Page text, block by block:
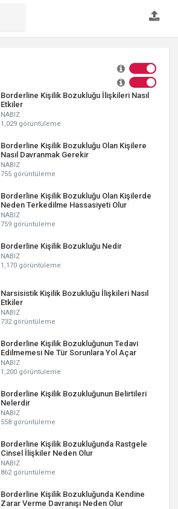
Borderline Kişilik Bozukluğu İlişkileri Nasıl
Etkiler
NABIZ
1,029 görüntüleme
Borderline Kişilik Bozukluğu Olan Kişilere
Nasıl Davranmak Gerekir
NABIZ
755 görüntüleme
Borderline Kişilik Bozukluğu Olan Kişilerde
Neden Terkedilme Hassasiyeti Olur
NABIZ
759 görüntüleme
Borderline Kişilik Bozukluğu Nedir
NABIZ
1,170 görüntüleme
Narsisistik Kişilik Bozukluğu İlişkileri Nasıl
Etkiler
NABIZ
732 görüntüleme
Borderline Kişilik Bozukluğunun Tedavi
Edilmemesi Ne Tür Sorunlara Yol Açar
NABIZ
1,200 görüntüleme
Borderline Kişilik Bozukluğunun Belirtileri
Nelerdir
NABIZ
558 görüntüleme
Borderline Kişilik Bozukluğunda Rastgele
Cinsel İlişkiler Neden Olur
NABIZ
862 görüntüleme
Borderline Kişilik Bozukluğunda Kendine
Zarar Verme Davranışı Neden Olur